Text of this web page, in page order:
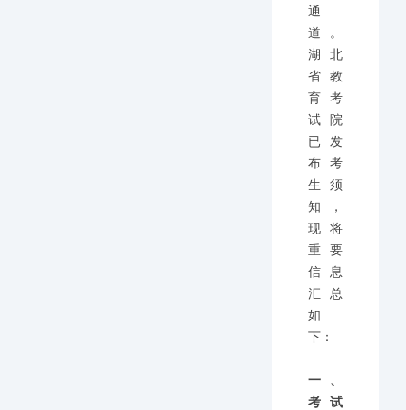
通
道。
湖北
省教
育考
试院
已发
布考
生须
知，
现将
重要
信息
汇总
如
下：
一、
考试